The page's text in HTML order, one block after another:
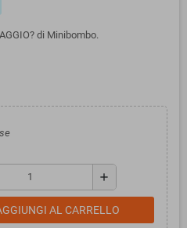
di Minibombo.
add
AL CARRELLO